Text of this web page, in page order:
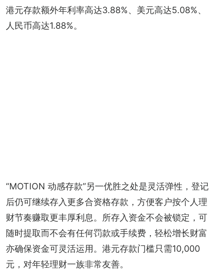
港元存款额外年利率高达3.88%、美元高达5.08%、
人民币高达1.88%。
“MOTION 动感存款”另一优胜之处是灵活弹性，登记
后仍可继续存入更多合资格存款，方便客户按个人理
财节奏赚取更丰厚利息。所存入资金不会被锁定，可
随时提取而不会有任何罚款或手续费，轻松增长财富
亦确保资金可灵活运用。港元存款门槛只需10,000
元，对年轻理财一族非常友善。